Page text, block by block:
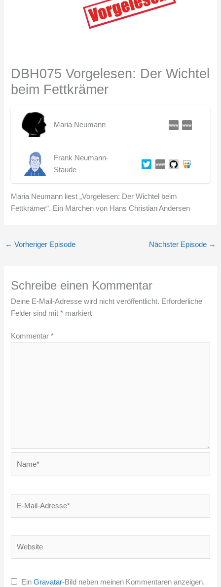
DBH075 Vorgelesen: Der Wichtel
beim Fettkrämer
Maria Neumann
Frank Neumann-
Staude
Maria Neumann liest „Vorgelesen: Der Wichtel beim
Fettkrämer“. Ein Märchen von Hans Christian Andersen
← Vorheriger Episode Nächster Episode →
Schreibe einen Kommentar
Deine E-Mail-Adresse wird nicht veröffentlicht. Erforderliche
Felder sind mit* markiert
Kommentar*
EinGravatar-Bild neben meinen Kommentaren anzeigen.